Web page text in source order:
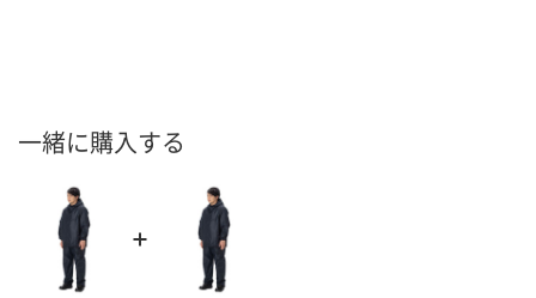
一緒に購入する